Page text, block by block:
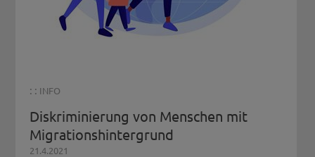
: : INFO
Diskriminierung von Menschen mit
Migrationshintergrund
21.4.2021